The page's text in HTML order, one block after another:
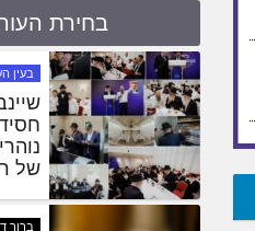
בחירת
חדשות
כ'
יום
רבי
בעין